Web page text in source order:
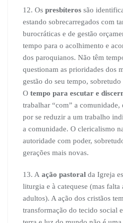
12. Os presbíteros são
estando sobrecarregados com
burocráticas e de gestão
tempo para o acolhimento e
dos paroquianos. Não têm
questionam as prioridades dos
gestão do seu tempo,
O tempo para escutar e
trabalhar “com” a comunidade,
por se reduzir a um trabalho
a comunidade. O clericalismo
autoridade com poder,
gerações mais novas.
13. A ação pastoral da Igreja
liturgia e à catequese (mas falta
adultos). A ação dos cristãos
transformação do tecido social